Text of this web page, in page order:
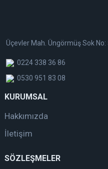
Üçevler Mah. Üngörmüş Sok
0224 338 36 86
0530 951 83 08
KURUMSAL
Hakkımızda
İletişim
SÖZLEŞMELER